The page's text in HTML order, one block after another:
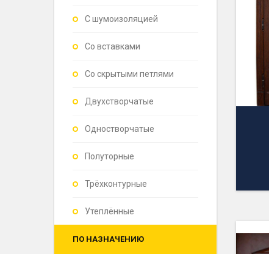
С шумоизоляцией
Со вставками
Со скрытыми петлями
Двухстворчатые
Одностворчатые
Полуторные
Трёхконтурные
Утеплённые
ПО НАЗНАЧЕНИЮ